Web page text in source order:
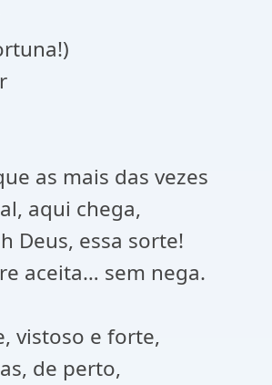
as mais das vezes
aqui chega,
Deus, essa sorte!
aceita… sem nega.
vistoso e forte,
de perto,